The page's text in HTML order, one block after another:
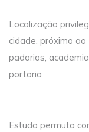
Localização
cidade, próximo
padarias,
portaria
Estuda permuta